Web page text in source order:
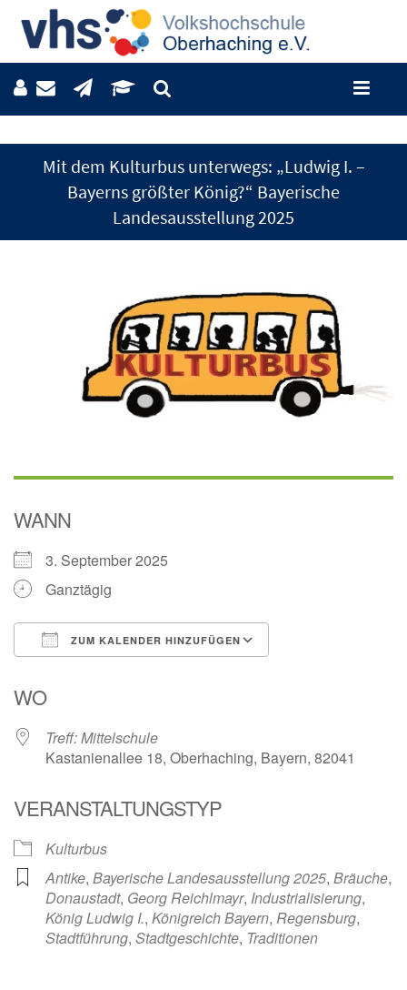
Mit dem Kulturbus unterwegs: „Ludwig I. –
Bayerns größter König?“ Bayerische
Landesausstellung 2025
WANN
3. September 2025
Ganztägig
ZUM KALENDER HINZUFÜGEN
WO
Treff: Mittelschule
Kastanienallee 18, Oberhaching, Bayern, 82041
VERANSTALTUNGSTYP
Kulturbus
Antike, Bayerische Landesausstellung 2025, Bräuche,
Donaustadt, Georg Reichlmayr, Industrialisierung,
König Ludwig I., Königreich Bayern, Regensburg,
Stadtführung, Stadtgeschichte, Traditionen